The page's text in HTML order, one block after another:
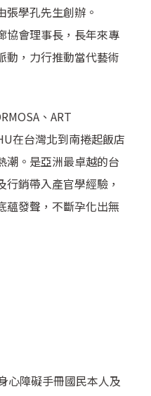
張學孔先生創辦。
協會理事長，長年來專
動，力行推動當代藝術
、ART
在台灣北到南捲起飯店
潮。是亞洲最卓越的台
銷帶入產官學經驗，
蘊發聲，不斷孕化出無
心障礙手冊國民本人及